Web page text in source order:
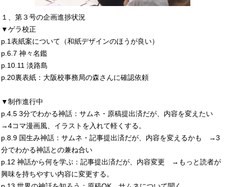
１、第３号の企画進捗状況
▼ゲラ校正
p.1表紙案について（和紙デザインのほうが良い）
p.6.7 神々名鑑
p.10.11 淡路島
p.20裏表紙：大阪校事務局の森さんに確認依頼
▼制作進行中
p.4.5 3分でわかる神話：サムネ・原稿提出済だが、内容を変えたい
→4コマ漫画風、イラストを入れて軽くする。
p.8.9 国生み神話：サムネ・記事提出済だが、内容を変えるかも →3
分でわかる神話との兼ね合い
p.12 神話から何を学ぶ：記事提出済だが、内容変更 →もっと読者が
興味を持ちやすい内容に変更する。